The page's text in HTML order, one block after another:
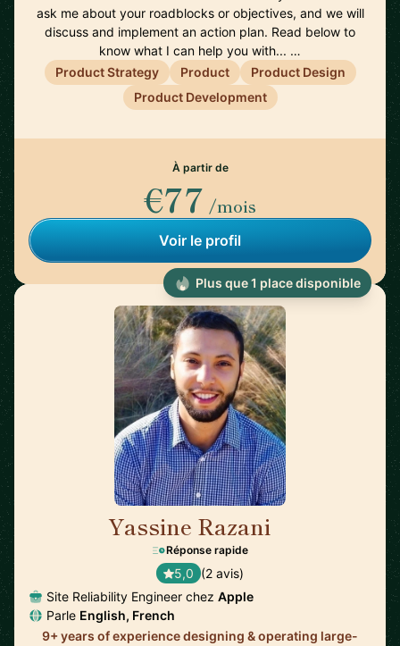
ask me about your roadblocks or objectives, and we will
discuss and implement an action plan. Read below to
know what I can help you with... …
Product Strategy
Product
Product Design
Product Development
À partir de
€77 /mois
Voir le profil
Yassine Razani
Réponse rapide
5,0 (2 avis)
Site Reliability Engineer chez Apple
Parle English, French
9+ years of experience designing & operating large-
Plus que 1 place disponible